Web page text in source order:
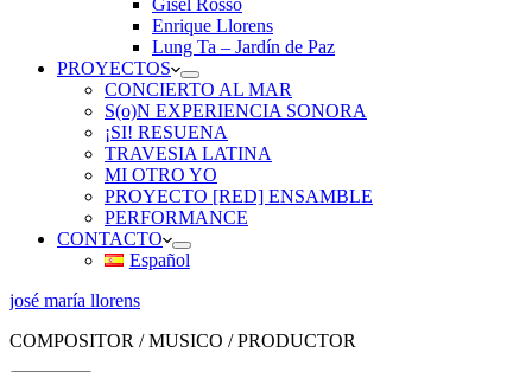
Gisel Rosso
Enrique Llorens
Lung Ta – Jardín de Paz
PROYECTOS
CONCIERTO AL MAR
S(o)N EXPERIENCIA SONORA
¡SI! RESUENA
TRAVESIA LATINA
MI OTRO YO
PROYECTO [RED] ENSAMBLE
PERFORMANCE
CONTACTO
Español
josé maría llorens
COMPOSITOR / MUSICO / PRODUCTOR